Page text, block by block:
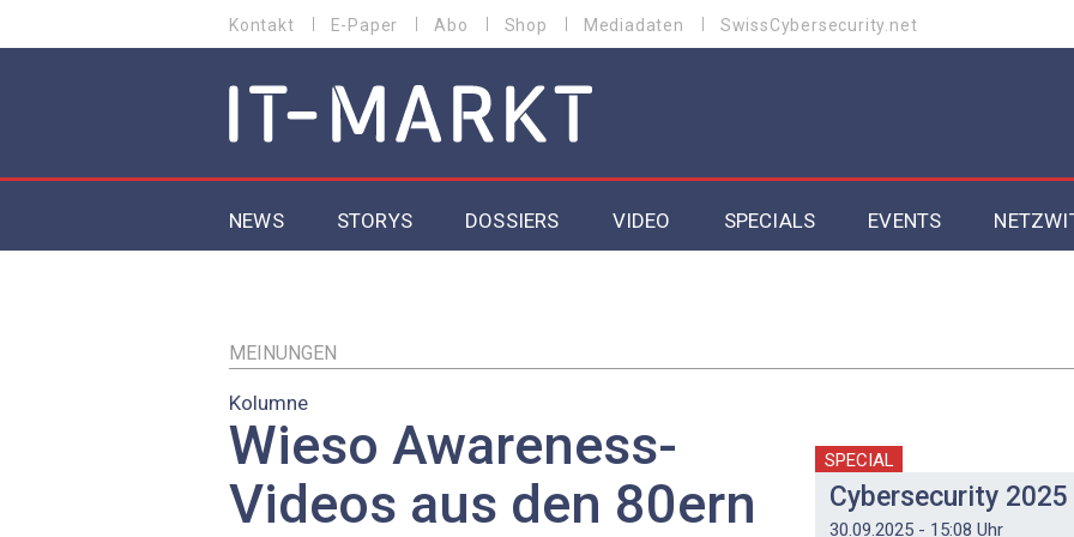
zum
MENU
Kontakt E-Paper Abo Shop Mediadaten SwissCybersecurity.net
MAIN NAVIGATION
NEWS STORYS DOSSIERS
EU-DSGVO
VIDEO SPECIALS
Artificial Intelligence 2025
EVENTS
MEINUNGEN
Kolumne
Wieso Awareness-
Videos aus den 80ern
SPECIAL
Cybersecurity 2025
30.09.2025 - 15:08 Uhr